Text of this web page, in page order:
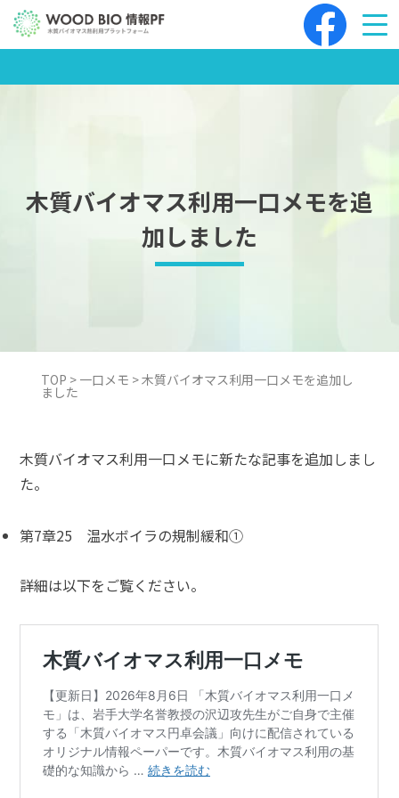
木質バイオマス利用一口メモを追
加しました
TOP > 一口メモ >木質バイオマス利用一口メモを追加し
ました
木質バイオマス利用一口メモに新たな記事を追加しまし
た。
第7章25 温水ボイラの規制緩和①
詳細は以下をご覧ください。